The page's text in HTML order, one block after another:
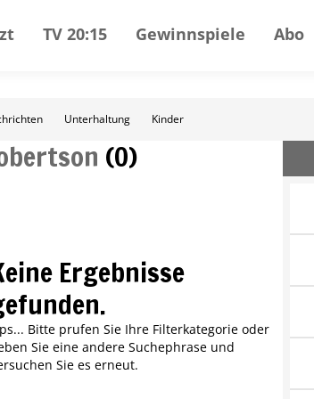
TV 20:15 Gewinnspiele Abo
Unterhaltung Kinder
(0)
Ergebnisse
Bitte prufen Sie Ihre Filterkategorie oder
Sie eine andere Suchephrase und
Sie es erneut.